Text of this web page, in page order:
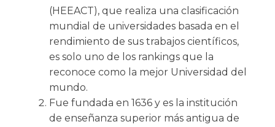
(HEEACT), que realiza una clasificación
mundial de universidades basada en el
rendimiento de sus trabajos científicos,
es solo uno de los rankings que la
reconoce como la mejor Universidad del
mundo.
Fue fundada en 1636 y es la institución
de enseñanza superior más antigua de